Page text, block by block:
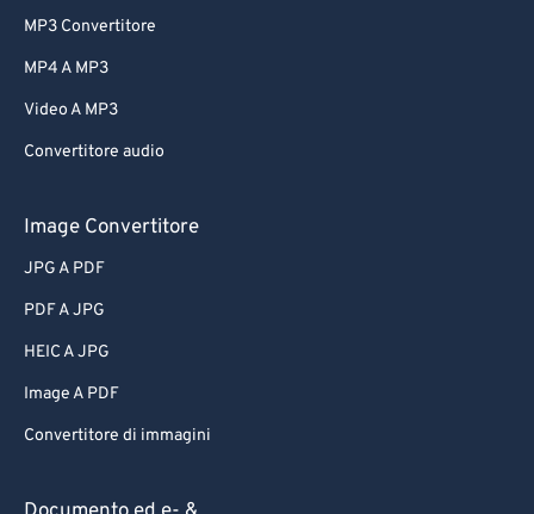
MP3 Convertitore
MP4 A MP3
Video A MP3
Convertitore audio
Image Convertitore
JPG A PDF
PDF A JPG
HEIC A JPG
Image A PDF
Convertitore di immagini